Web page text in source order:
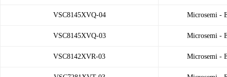
VSC8145XVQ-04 Microsemi -
VSC8145XVQ-03 Microsemi -
VSC8142XVR-03 Microsemi -